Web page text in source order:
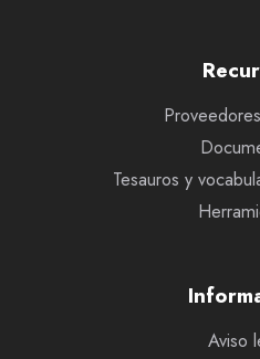
Tesauros y
Aviso